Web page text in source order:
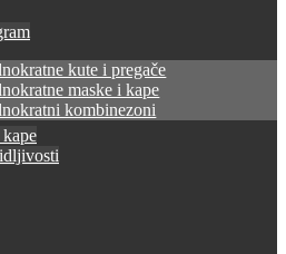
kute i pregače
maske i kape
kombinezoni